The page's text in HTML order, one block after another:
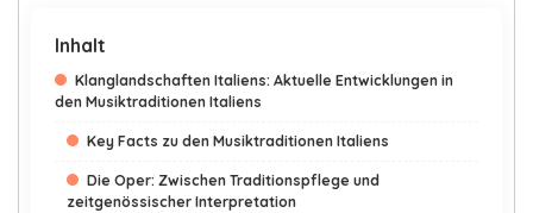
Inhalt
Klanglandschaften Italiens: Aktuelle Entwicklungen in
den Musiktraditionen Italiens
Key Facts zu den Musiktraditionen Italiens
Die Oper: Zwischen Traditionspflege und
zeitgenössischer Interpretation